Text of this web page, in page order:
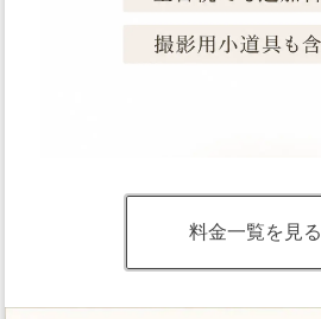
料金一覧を見る